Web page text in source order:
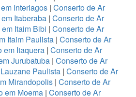
Interlagos| Conserto de Ar
Itaberaba | Conserto de Ar
Itaim Bibi | Conserto de Ar
Itaim Paulista | Conserto de Ar
em Itaquera| Conserto de Ar
Jurubatuba| Conserto de Ar
Paulista | Conserto de Ar
Mirandopolis| Conserto de Ar
em Moema | Conserto de Ar